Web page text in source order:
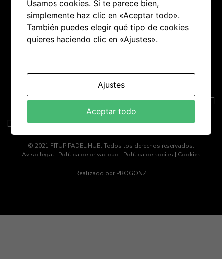
© 2021 FITUP PADEL HUB. Todos los derechos reservados.
Aviso legal| Política de privacidad | Política de socios | Cookies
Realizado por PROGONZ
Usamos cookies. Si te parece bien,
simplemente haz clic en «Aceptar todo».
También puedes elegir qué tipo de cookies
quieres haciendo clic en «Ajustes».
Ajustes
Aceptar todo